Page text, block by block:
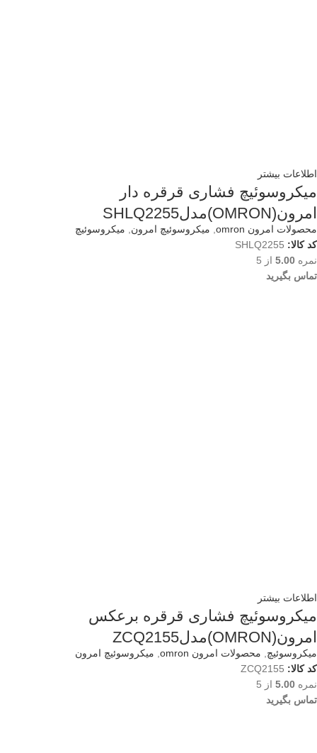
اطلاعات بیشتر
میکروسوئیچ فشاری قرقره دار
امرون(OMRON)مدلSHLQ2255
محصولات امرون omron میکروسوئیچ امرون
میکروسوئیچ
کد کالا: SHLQ2255
نمره 5.00 از 5
تماس بگیرید
اطلاعات بیشتر
میکروسوئیچ فشاری قرقره برعکس
امرون(OMRON)مدلZCQ2155
میکروسوئیچ محصولات امرون omron
میکروسوئیچ امرون
کد کالا: ZCQ2155
نمره 5.00 از 5
تماس بگیرید